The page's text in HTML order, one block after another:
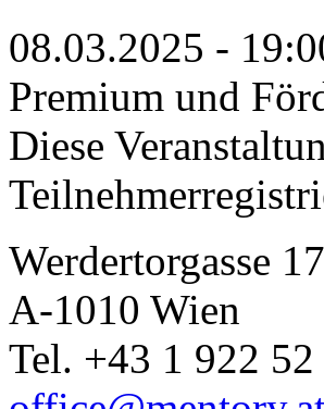
08.03.2025 -
Premium und
Diese
Werdertorgasse
A-1010 Wien
Tel. +43 1 922 52